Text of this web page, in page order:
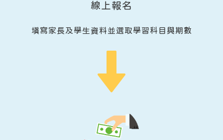
線上報名
填寫家長及學生資料並選取學習科目與期數